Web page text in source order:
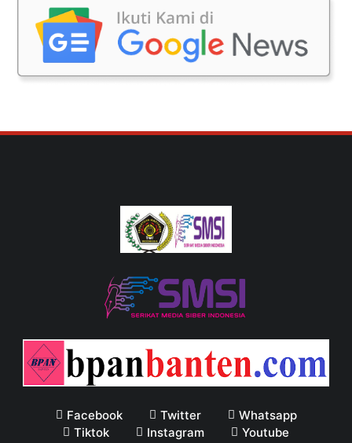
Facebook Twitter
Whatsapp
Tiktok
Instagram Youtube